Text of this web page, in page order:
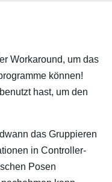
Workaround, um das
können!
hast, um den
das Gruppieren
in Controller-
Posen